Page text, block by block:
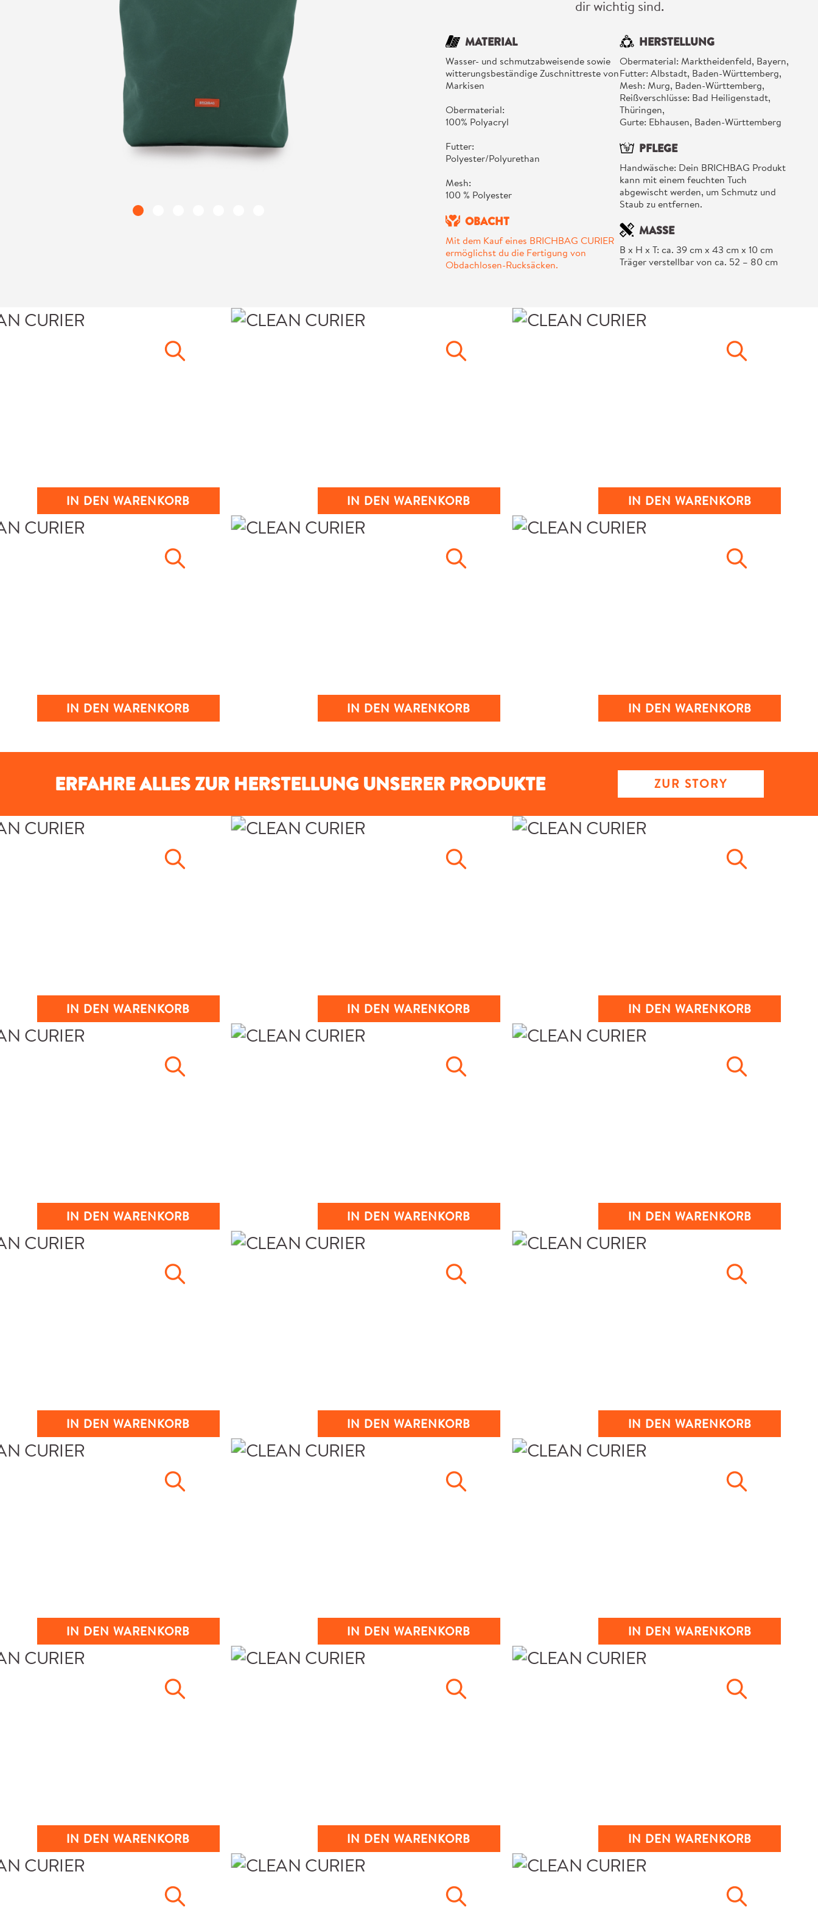
dir wichtig sind.
MATERIAL
Wasser- und schmutzabweisende sowie
witterungsbeständige Zuschnittreste von
Markisen
Obermaterial:
100% Polyacryl
Futter:
Polyester/Polyurethan
Mesh:
100 % Polyester
OBACHT
Mit dem Kauf eines BRICHBAG CURIER
ermöglichst du die Fertigung von
Obdachlosen-Rucksäcken.
HERSTELLUNG
Obermaterial: Marktheidenfeld, Bayern,
Futter: Albstadt, Baden-Württemberg,
Mesh: Murg, Baden-Württemberg,
Reißverschlüsse: Bad Heiligenstadt,
Thüringen,
Gurte: Ebhausen, Baden-Württemberg
PFLEGE
Handwäsche: Dein BRICHBAG Produkt
kann mit einem feuchten Tuch
abgewischt werden, um Schmutz und
Staub zu entfernen.
MASSE
B x H x T: ca. 39 cm x 43 cm x 10 cm
Träger verstellbar von ca. 52 – 80 cm
IN DEN WARENKORB IN DEN WARENKORB IN DEN WARENKORB
IN DEN WARENKORB IN DEN WARENKORB IN DEN WARENKORB
ERFAHRE ALLES ZUR HERSTELLUNG UNSERER PRODUKTE ZUR STORY
IN DEN WARENKORB IN DEN WARENKORB IN DEN WARENKORB
IN DEN WARENKORB IN DEN WARENKORB IN DEN WARENKORB
IN DEN WARENKORB IN DEN WARENKORB IN DEN WARENKORB
IN DEN WARENKORB IN DEN WARENKORB IN DEN WARENKORB
IN DEN WARENKORB IN DEN WARENKORB IN DEN WARENKORB